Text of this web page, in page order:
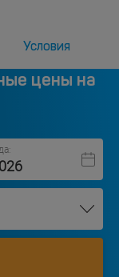
Условия
цены на